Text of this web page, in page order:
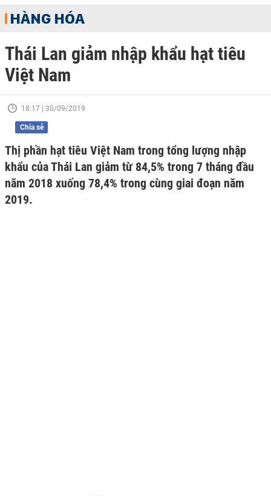
HÀNG HÓA
Thái Lan giảm nhập khẩu hạt tiêu
Việt Nam
18:17 | 30/09/2019
Chia sẻ
Thị phần hạt tiêu Việt Nam trong tổng lượng nhập
khẩu của Thái Lan giảm từ 84,5% trong 7 tháng đầu
năm 2018 xuống 78,4% trong cùng giai đoạn năm
2019.